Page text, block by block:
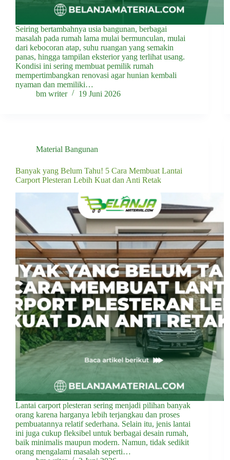
Seiring bertambahnya usia bangunan, berbagai
masalah pada rumah lama mulai bermunculan, mulai
dari kebocoran atap, suhu ruangan yang semakin
panas, hingga tampilan eksterior yang terlihat usang.
Kondisi ini sering membuat pemilik rumah
mempertimbangkan renovasi agar hunian kembali
nyaman dan memiliki…
bm writer
19 Juni 2026
Material Bangunan
Banyak yang Belum Tahu! 5 Cara Membuat Lantai
Carport Plesteran Lebih Kuat dan Anti Retak
Lantai carport plesteran sering menjadi pilihan banyak
orang karena harganya lebih terjangkau dan proses
pembuatannya relatif sederhana. Selain itu, jenis lantai
ini juga cukup fleksibel untuk berbagai desain rumah,
baik minimalis maupun modern. Namun, tidak sedikit
orang mengalami masalah seperti…